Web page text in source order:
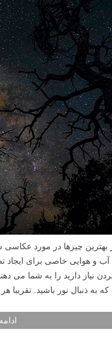
بهترین چیزها در مورد
و هوایی خاصی برای ایجاد
نیاز دارید را به شما می
که به ذنبال نور باشید. تقریبا